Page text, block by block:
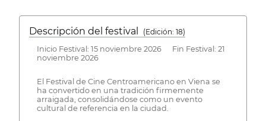
Descripción del festival
( Edición: 18)
Inicio Festival: 15 noviembre 2026 Fin Festival: 21
noviembre 2026
El Festival de Cine Centroamericano en Viena se
ha convertido en una tradición firmemente
arraigada, consolidándose como un evento
cultural de referencia en la ciudad.